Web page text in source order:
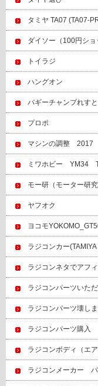
タミヤ TA07 (TA07-
ダイソー（100円シ
トイラジ
ハングオン
バギーチャンプれす
プロポ
マシンの調整 2017
ミワホビー YM34
モー研（モーター研究
ヤフオク
ヨコモ
ラジコンカー(TAMIYA
ラジコンネタでアフ
ラジコンパーツいた
ラジコンパーツ壊し
ラジコンパーツ購入
ラジコンボディ（エ
ラジコンメーカー